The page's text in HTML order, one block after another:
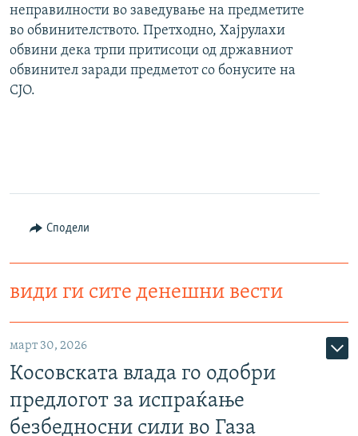
неправилности во заведување на предметите
во обвинителството. Претходно, Хајрулахи
обвини дека трпи притисоци од државниот
обвинител заради предметот со бонусите на
СЈО.
Сподели
види ги сите денешни вести
март 30, 2026
Косовската влада го одобри
предлогот за испраќање
безбедносни сили во Газа